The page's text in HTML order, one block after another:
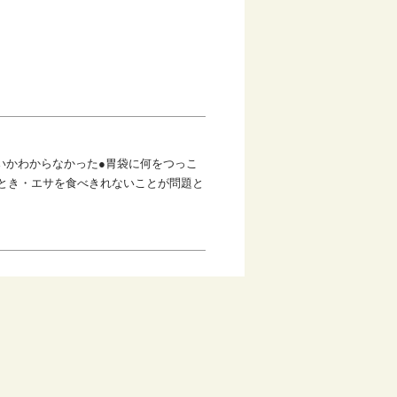
わからなかった●胃袋に何をつっこ
・エサを食べきれないことが問題と